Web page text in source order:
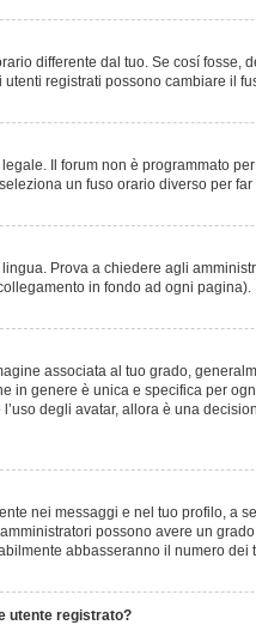
differente dal tuo. Se cosí fosse,
registrati possono cambiare il
Il forum non è programmato
un fuso orario diverso per
Prova a chiedere agli
in fondo ad ogni pagina).
associata al tuo grado,
in genere è unica e specifica per
degli avatar, allora è una
nei messaggi e nel tuo profilo, a
possono avere un
abbasseranno il numero dei
utente registrato?